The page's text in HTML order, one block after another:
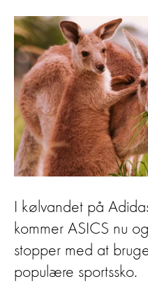
I kølvandet på
kommer ASICS nu
stopper med at
populære sportssko.